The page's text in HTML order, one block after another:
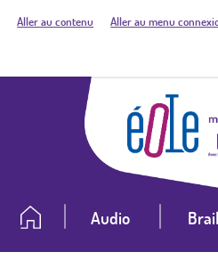
Aller au contenu Aller au menu
Audio